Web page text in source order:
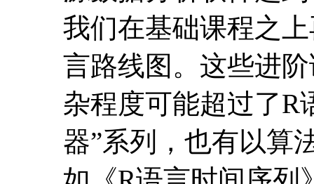
课程介绍
炼数成金《数据分
18个月，至今已经
源数据分析软件起
我们在基础课程之